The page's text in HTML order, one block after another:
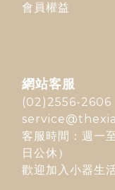
會員權益
網站客服
(02)2556-2606
客服時間：週一
日公休）
歡迎加入 小器生